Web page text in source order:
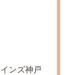
ンズ神戸